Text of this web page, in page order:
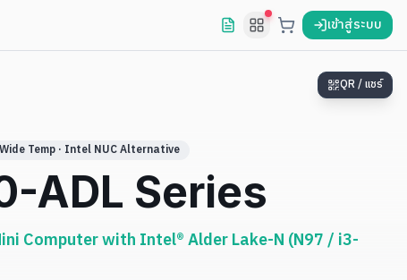
เข้าสู่ระบบ
Temp · Intel NUC Alternative
ADL Series
Computer with Intel® Alder Lake-N (N97 / i3-
QR / แชร์